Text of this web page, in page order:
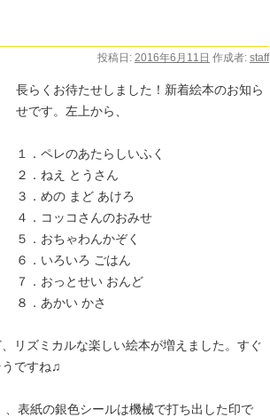
投稿日: 2016年6月11日 作成者: staff
長らくお待たせしました！新着絵本のお知ら
せです。左上から、
１．ペレのあたらしいふく
２．ねえ とうさん
３．めの まど あけろ
４．コッコさんのおみせ
５．おちゃわんかぞく
６．いろいろ ごはん
７．おっとせい おんど
８．あかい かさ
リズミカルな楽しい絵本が増えました。すぐ
ですね♫
表紙の銀色シールは機械で打ち出した印で